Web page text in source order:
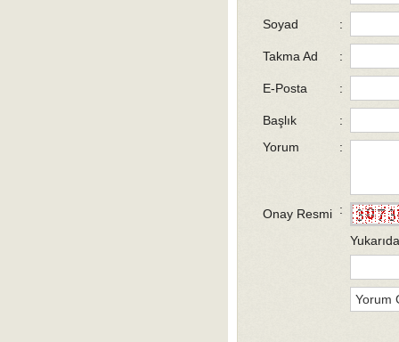
Soyad :
Takma Ad :
E-Posta :
Başlık
:
Yorum
:
Onay Resmi :